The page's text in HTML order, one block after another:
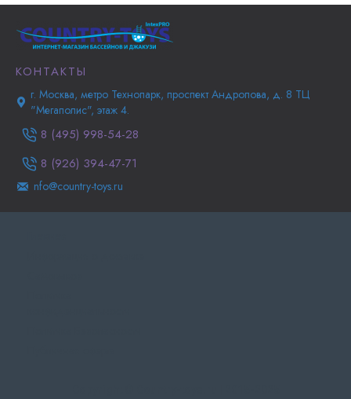
КОНТАКТЫ
г. Москва, метро Технопарк, проспект Андропова, д. 8 ТЦ
"Мегаполис", этаж 4.
8 (495) 998-54-28
8 (926) 394-47-71
nfo@country-toys.ru